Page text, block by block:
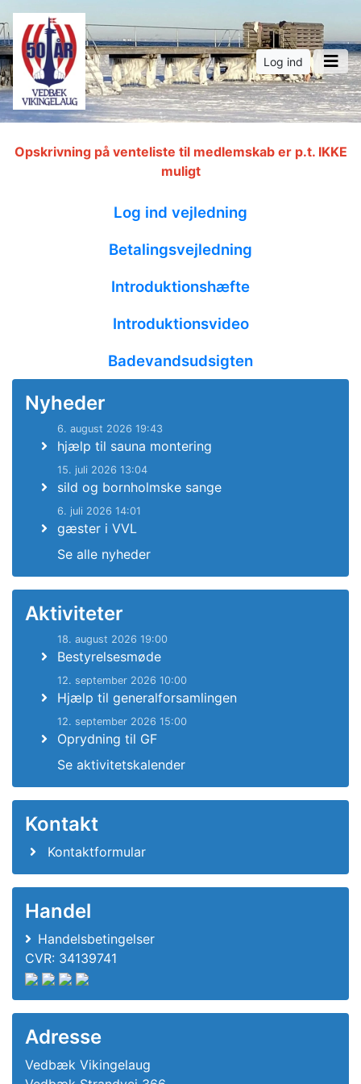
Log ind
Opskrivning på venteliste til medlemskab er p.t. IKKE
muligt
Log ind vejledning
Betalingsvejledning
Introduktionshæfte
Introduktionsvideo
Badevandsudsigten
Nyheder
6. august 2026 19:43
hjælp til sauna montering
15. juli 2026 13:04
sild og bornholmske sange
6. juli 2026 14:01
gæster i VVL
Se alle nyheder
Aktiviteter
18. august 2026 19:00
Bestyrelsesmøde
12. september 2026 10:00
Hjælp til generalforsamlingen
12. september 2026 15:00
Oprydning til GF
Se aktivitetskalender
Kontakt
Kontaktformular
Handel
Handelsbetingelser
CVR: 34139741
Adresse
Vedbæk Vikingelaug